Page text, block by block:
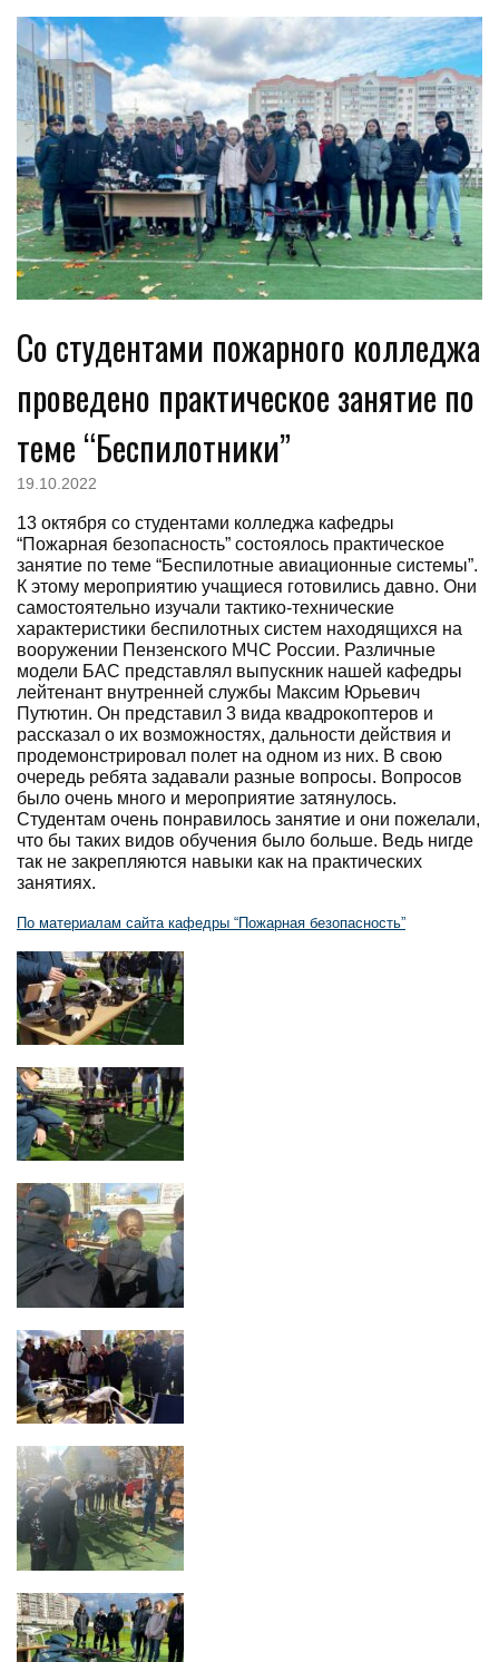
Со студентами пожарного колледжа
проведено практическое занятие по
теме “Беспилотники”
19.10.2022
13 октября со студентами колледжа кафедры
“Пожарная безопасность” состоялось практическое
занятие по теме “Беспилотные авиационные системы”.
К этому мероприятию учащиеся готовились давно. Они
самостоятельно изучали тактико-технические
характеристики беспилотных систем находящихся на
вооружении Пензенского МЧС России. Различные
модели БАС представлял выпускник нашей кафедры
лейтенант внутренней службы Максим Юрьевич
Путютин. Он представил 3 вида квадрокоптеров и
рассказал о их возможностях, дальности действия и
продемонстрировал полет на одном из них. В свою
очередь ребята задавали разные вопросы. Вопросов
было очень много и мероприятие затянулось.
Студентам очень понравилось занятие и они пожелали,
что бы таких видов обучения было больше. Ведь нигде
так не закрепляются навыки как на практических
занятиях.
По материалам сайта кафедры “Пожарная безопасность”